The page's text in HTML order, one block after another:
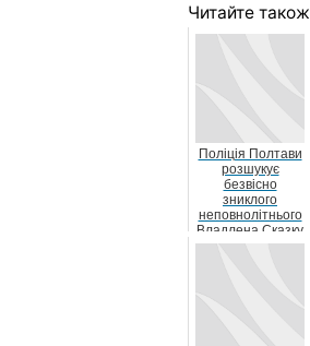
Читайте також
Поліція Полтави
розшукує
безвісно
зниклого
неповнолітнього
Владлена Сказку